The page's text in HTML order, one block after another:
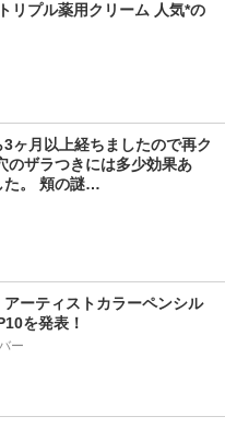
リプル薬用クリーム 人気*の
ヶ月以上経ちましたので再ク
のザラつきには多少効果あ
た。 頬の謎…
アーティストカラーペンシル
を発表！
ー